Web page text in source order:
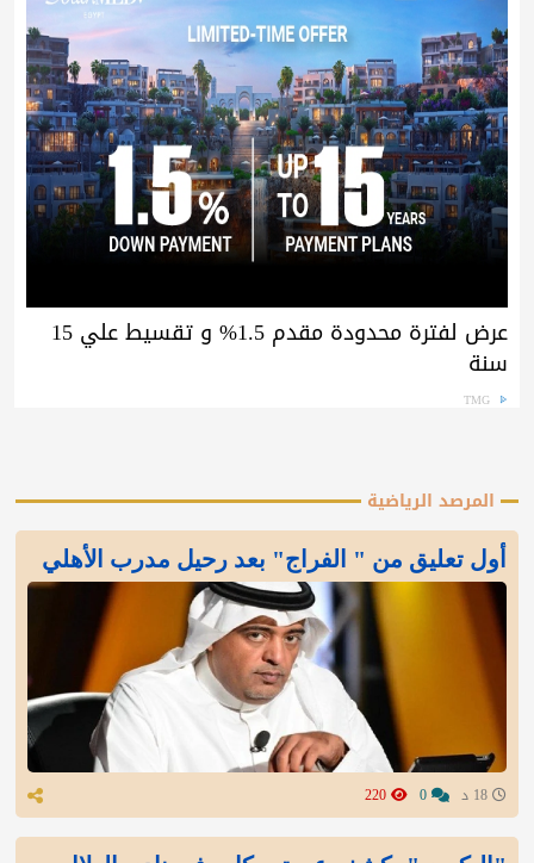
عرض لفترة محدودة مقدم 1.5% و تقسيط علي 15
سنة
TMG
المرصد الرياضية
أول تعليق من " الفراج" بعد رحيل مدرب الأهلي